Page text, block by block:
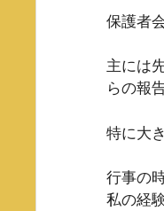
保護者
主には
らの報
特に大
行事の
私の経